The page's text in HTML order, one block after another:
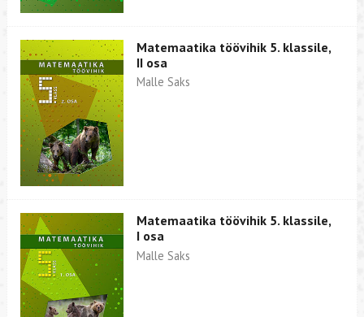
Matemaatika töövihik 5. klassile,
II osa
Malle Saks
Matemaatika töövihik 5. klassile,
I osa
Malle Saks